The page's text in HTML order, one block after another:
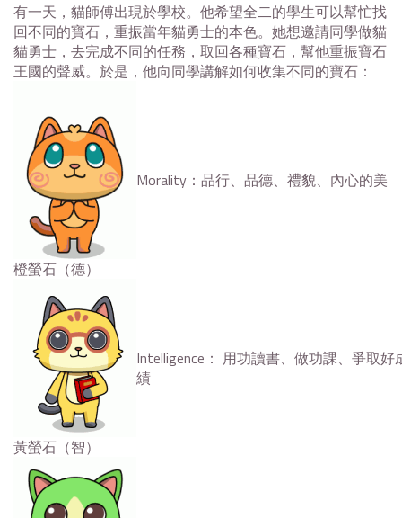
有一天，貓師傅出現於學校。他希望全二的學生可以幫忙找
回不同的寶石，重振當年貓勇士的本色。她想邀請同學做貓
貓勇士，去完成不同的任務，取回各種寶石，幫他重振寶石
王國的聲威。於是，他向同學講解如何收集不同的寶石：
Morality：品行、品德、禮貌、內心的美
橙螢石（德）
Intelligence： 用功讀書、做功課、爭取好
績
黃螢石（智）